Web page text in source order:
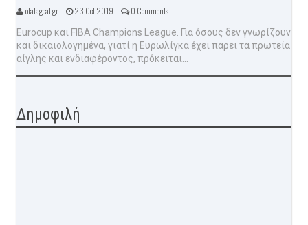
olatagoal.gr - 23 Oct 2019 - 0 Comments
Eurocup και FIBA Champions League. Για όσους δεν γνωρίζουν
και δικαιολογημένα, γιατί η Ευρωλίγκα έχει πάρει τα πρωτεία
αίγλης και ενδιαφέροντος, πρόκειται...
Δημοφιλή